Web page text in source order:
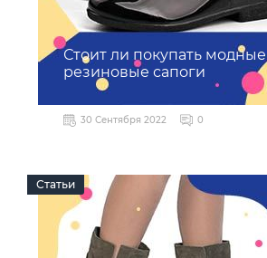
Стоит ли покупать модные
резиновые сапоги
30 Сентября 2022 0
Статьи